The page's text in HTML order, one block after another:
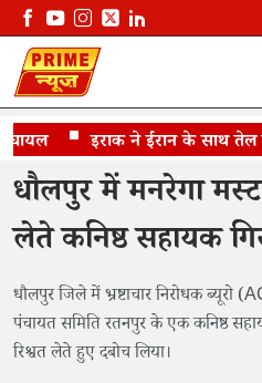
इराक ने ईरान के साथ तेल
धौलपुर में ACB की बड़ी कार्रवाई
धौलपुर में मनरेगा
लेते कनिष्ठ सहायक
धौलपुर जिले में भ्रष्टाचार निरोधक ब्यूरो
पंचायत समिति रतनपुर के एक कनिष्ठ
रिश्वत लेते हुए दबोच लिया।